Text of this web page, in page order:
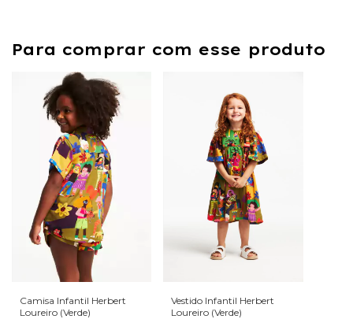
Para comprar com esse produto
Camisa Infantil Herbert
Loureiro (Verde)
Vestido Infantil Herbert
Loureiro (Verde)